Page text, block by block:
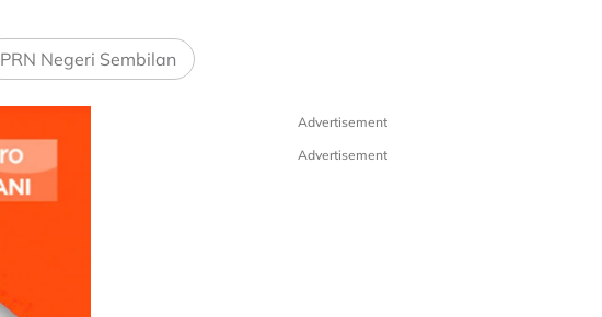
PRN Negeri Sembilan
Advertisement
Advertisement